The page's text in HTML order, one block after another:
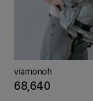
TILBURYJIGOTT
544,000
viamonoh
68,640